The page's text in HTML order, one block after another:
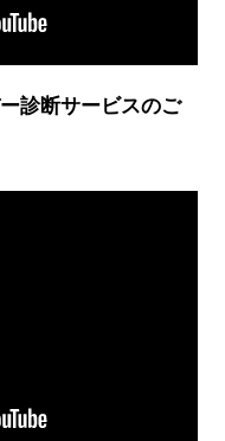
診断サービスのご